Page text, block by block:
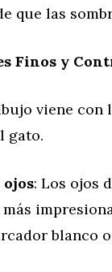
que las
Finos y
viene con
gato.
ojos: Los ojos
blanco